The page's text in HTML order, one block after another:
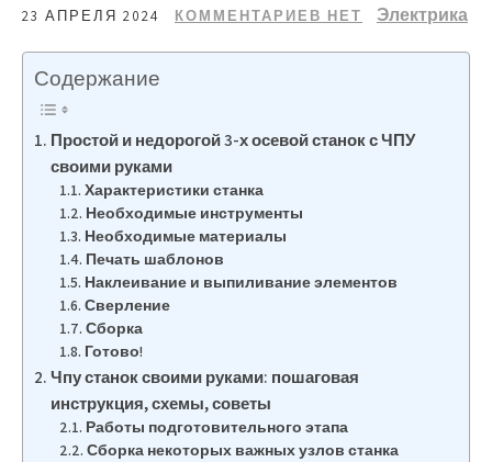
23 АПРЕЛЯ 2024 КОММЕНТАРИЕВ НЕТ Электрика
Содержание
Простой и недорогой 3-х осевой станок с ЧПУ
своими руками
Характеристики станка
Необходимые инструменты
Необходимые материалы
Печать шаблонов
Наклеивание и выпиливание элементов
Сверление
Сборка
Готово!
Чпу станок своими руками: пошаговая
инструкция, схемы, советы
Работы подготовительного этапа
Сборка некоторых важных узлов станка